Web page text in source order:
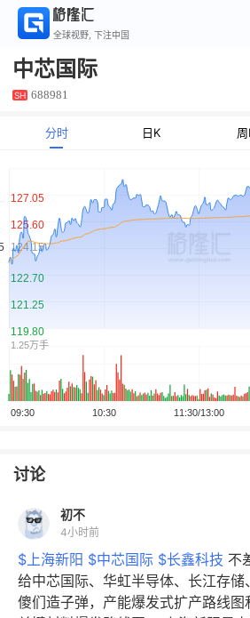
全球视野, 下注中国
中芯国际
SH 688981
分时 日K
讨论
初不
4小时前
$上海新阳 $中芯国际 $长鑫科技 不
给中芯国际、华虹半导体、长江存储
傻们造子弹，产能爆发式扩产路线图